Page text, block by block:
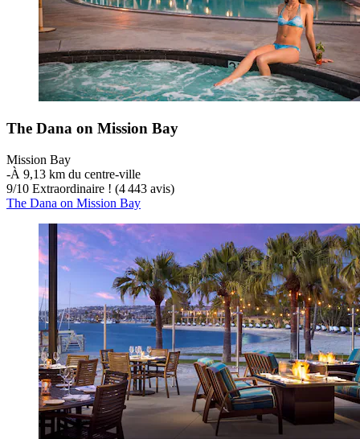
The Dana on Mission Bay
Mission Bay
‐À 9,13 km du centre-ville
9/10 Extraordinaire ! (4 443 avis)
The Dana on Mission Bay